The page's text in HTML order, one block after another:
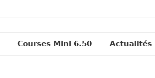
Courses Mini 6.50 Actualités